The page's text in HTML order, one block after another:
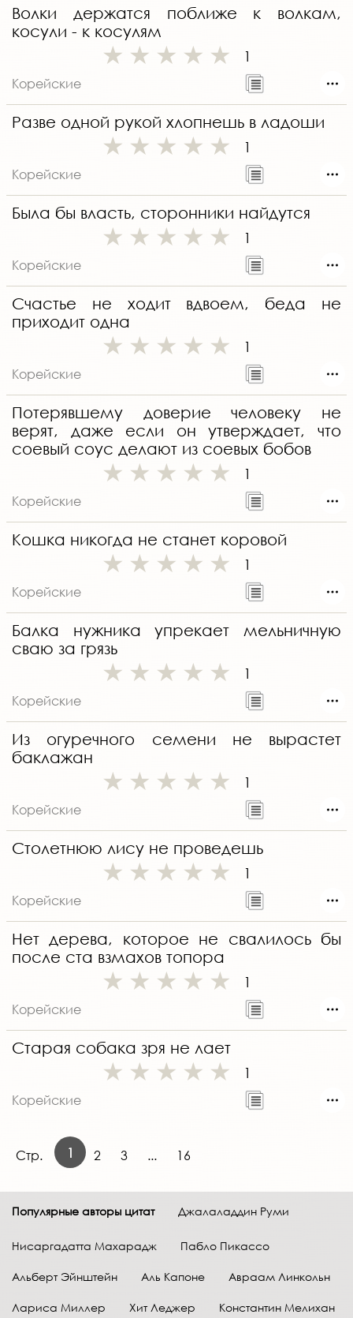
Волки держатся поближе к волкам,
косули - к косулям
1
Корейские
Разве одной рукой хлопнешь в ладоши
1
Корейские
Была бы власть, сторонники найдутся
1
Корейские
Счастье не ходит вдвоем, беда не
приходит одна
1
Корейские
Потерявшему доверие человеку не
верят, даже если он утверждает, что
соевый соус делают из соевых бобов
1
Корейские
Кошка никогда не станет коровой
1
Корейские
Балка нужника упрекает мельничную
сваю за грязь
1
Корейские
Из огуречного семени не вырастет
баклажан
1
Корейские
Столетнюю лису не проведешь
1
Корейские
Нет дерева, которое не свалилось бы
после ста взмахов топора
1
Корейские
Старая собака зря не лает
1
Корейские
Стр. 1 2 3 ... 16
Популярные авторы цитат Джалаладдин Руми
Нисаргадатта Махарадж Пабло Пикассо
Альберт Эйнштейн Аль Капоне Авраам Линкольн
Лариса Миллер Хит Леджер Константин Мелихан